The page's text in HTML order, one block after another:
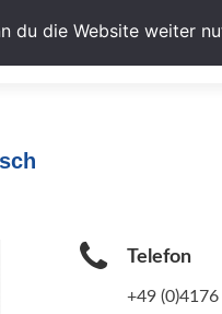
Telefon
+49
du die Website weiter